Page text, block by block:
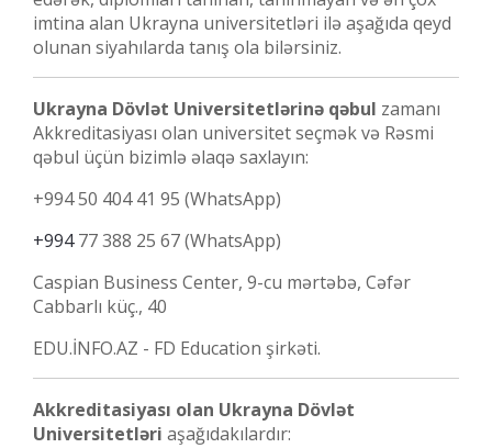
imtina alan Ukrayna universitetləri ilə aşağıda qeyd
olunan siyahılarda tanış ola bilərsiniz.
Ukrayna Dövlət Universitetlərinə qəbul zamanı
Akkreditasiyası olan universitet seçmək və Rəsmi
qəbul üçün bizimlə əlaqə saxlayın:
+994 50 404 41 95 (WhatsApp)
+99477 388 25 67 (WhatsApp)
Caspian Business Center, 9-cu mərtəbə, Cəfər
Cabbarlı küç., 40
EDU.İNFO.AZ - FD Education şirkəti.
Akkreditasiyası olan Ukrayna Dövlət
Universitetləri aşağıdakılardır: